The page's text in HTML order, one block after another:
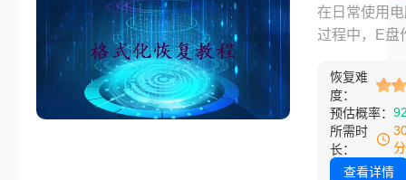
的是，通过
效的手段和
复被误格式
动硬盘中的
以下是一篇
盘误格式化
恢复的详细
电脑e盘不
式化了能找
法，轻松搞
在日常使用
过程中，E盘
分区，一旦
格式化，无
用户带来极
扰。格式化
清除分区上
恢复难
度：
预估概率：
所需时
长：
查看详情